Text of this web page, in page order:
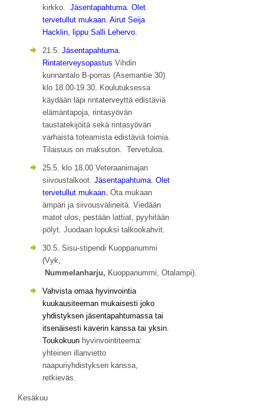
kirkko. Jäsentapahtuma. Olet
tervetullut mukaan. Airut Seija
Hacklin, lippu Salli Lehervo.
21.5. Jäsentapahtuma.
Rintaterveysopastus Vihdin
kunnantalo B-porras (Asemantie 30)
klo 18.00-19.30. Koulutuksessa
käydään läpi rintaterveyttä edistäviä
elämäntapoja, rintasyövän
taustatekijöitä sekä rintasyövän
varhaista toteamista edistäviä toimia.
Tilaisuus on maksuton. Tervetuloa.
25.5. klo 18.00 Veteraanimajan
siivoustalkoot. Jäsentapahtuma. Olet
tervetullut mukaan. Ota mukaan
ämpäri ja siivousvälineitä. Viedään
matot ulos, pestään lattiat, pyyhitään
pölyt. Juodaan lopuksi talkookahvit.
30.5. Sisu-stipendi Kuoppanummi
(Vyk,
Nummelanharju, Kuoppanummi, Otalampi).
Vahvista omaa hyvinvointia
kuukausiteeman mukaisesti joko
yhdistyksen jäsentapahtumassa tai
itsenäisesti kaverin kanssa tai yksin.
Toukokuun hyvinvointiteema:
yhteinen illanvietto
naapuriyhdistyksen kanssa,
retkieväs.
Kesäkuu